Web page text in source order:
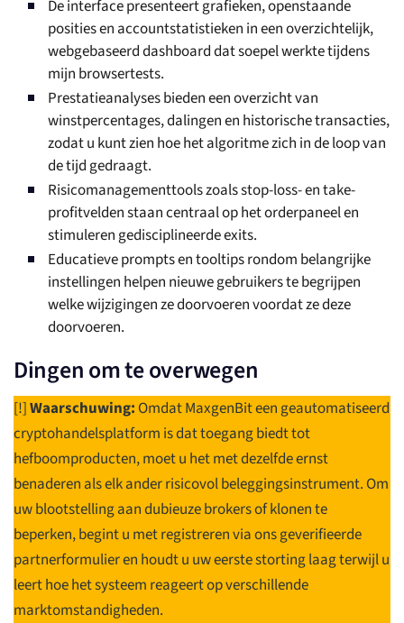
De interface presenteert grafieken, openstaande
posities en accountstatistieken in een overzichtelijk,
webgebaseerd dashboard dat soepel werkte tijdens
mijn browsertests.
Prestatieanalyses bieden een overzicht van
winstpercentages, dalingen en historische transacties,
zodat u kunt zien hoe het algoritme zich in de loop van
de tijd gedraagt.
Risicomanagementtools zoals stop-loss- en take-
profitvelden staan centraal op het orderpaneel en
stimuleren gedisciplineerde exits.
Educatieve prompts en tooltips rondom belangrijke
instellingen helpen nieuwe gebruikers te begrijpen
welke wijzigingen ze doorvoeren voordat ze deze
doorvoeren.
Dingen om te overwegen
[!]Waarschuwing: Omdat MaxgenBit een geautomatiseerd
cryptohandelsplatform is dat toegang biedt tot
hefboomproducten, moet u het met dezelfde ernst
benaderen als elk ander risicovol beleggingsinstrument. Om
uw blootstelling aan dubieuze brokers of klonen te
beperken, begint u met registreren via ons geverifieerde
partnerformulier en houdt u uw eerste storting laag terwijl u
leert hoe het systeem reageert op verschillende
marktomstandigheden.